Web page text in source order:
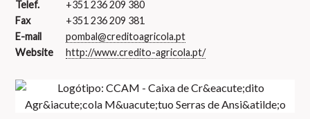
Telef.
+351 236 209 380
Fax
+351 236 209 381
E-mail
pombal@creditoagricola.pt
Website
http://www.credito-agricola.pt/